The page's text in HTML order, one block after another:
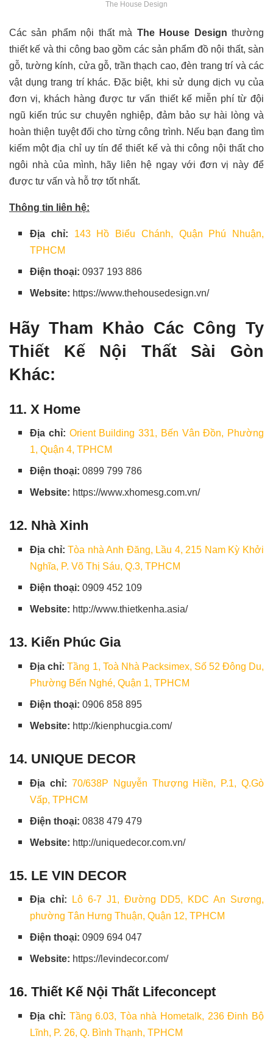
The House Design
Các sản phẩm nội thất mà The House Design thường
thiết kế và thi công bao gồm các sản phẩm đồ nội thất, sàn
gỗ, tường kính, cửa gỗ, trần thạch cao, đèn trang trí và các
vật dụng trang trí khác. Đặc biệt, khi sử dụng dịch vụ của
đơn vị, khách hàng được tư vấn thiết kế miễn phí từ đội
ngũ kiến trúc sư chuyên nghiệp, đảm bảo sự hài lòng và
hoàn thiện tuyệt đối cho từng công trình. Nếu bạn đang tìm
kiếm một địa chỉ uy tín để thiết kế và thi công nội thất cho
ngôi nhà của mình, hãy liên hệ ngay với đơn vị này để
được tư vấn và hỗ trợ tốt nhất.
Thông tin liên hệ:
Địa chỉ: 143 Hồ Biểu Chánh, Quận Phú Nhuận,
TPHCM
Điện thoại: 0937 193 886
Website: https://www.thehousedesign.vn/
Hãy Tham Khảo Các Công Ty
Thiết Kế Nội Thất Sài Gòn
Khác:
11. X Home
Địa chỉ: Orient Building 331, Bến Vân Đồn, Phường
1, Quận 4, TPHCM
Điện thoại:0899 799 786
Website: https://www.xhomesg.com.vn/
12. Nhà Xinh
Địa chỉ:Tòa nhà Anh Đăng, Lầu 4, 215 Nam Kỳ Khởi
Nghĩa, P. Võ Thị Sáu, Q.3, TPHCM
Điện thoại: 0909 452 109
Website: http://www.thietkenha.asia/
13. Kiến Phúc Gia
Địa chỉ: Tầng 1, Toà Nhà Packsimex, Số 52 Đông Du,
Phường Bến Nghé, Quận 1, TPHCM
Điện thoại: 0906 858 895
Website: http://kienphucgia.com/
14. UNIQUE DECOR
Địa chỉ: 70/638P Nguyễn Thượng Hiền, P.1, Q.Gò
Vấp, TPHCM
Điện thoại:0838 479 479
Website: http://uniquedecor.com.vn/
15. LE VIN DECOR
Địa chỉ:
Lô 6-7 J1, Đường DD5, KDC An Sương,
phường Tân Hưng Thuận, Quận 12, TPHCM
Điện thoại: 0909 694 047
Website: https://levindecor.com/
16. Thiết Kế Nội Thất Lifeconcept
Địa chỉ: Tầng 6.03, Tòa nhà Hometalk, 236 Đinh Bộ
Lĩnh, P. 26, Q. Bình Thạnh, TPHCM